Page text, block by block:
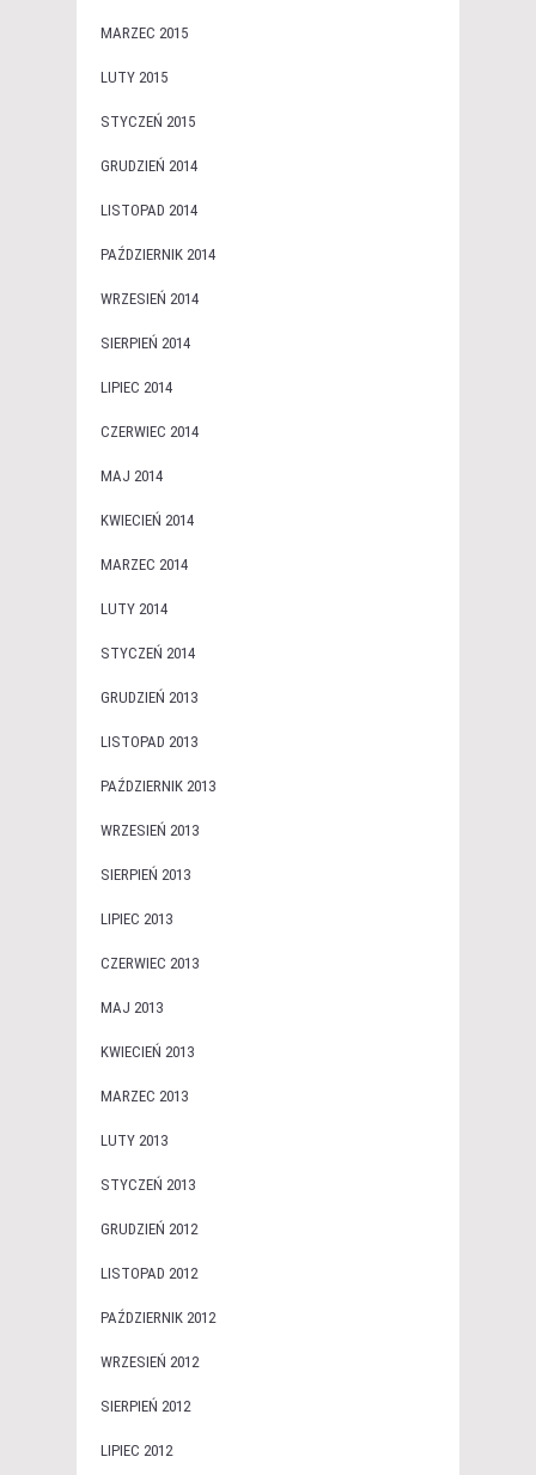
MARZEC 2015
LUTY 2015
STYCZEŃ 2015
GRUDZIEŃ 2014
LISTOPAD 2014
PAŹDZIERNIK 2014
WRZESIEŃ 2014
SIERPIEŃ 2014
LIPIEC 2014
CZERWIEC 2014
MAJ 2014
KWIECIEŃ 2014
MARZEC 2014
LUTY 2014
STYCZEŃ 2014
GRUDZIEŃ 2013
LISTOPAD 2013
PAŹDZIERNIK 2013
WRZESIEŃ 2013
SIERPIEŃ 2013
LIPIEC 2013
CZERWIEC 2013
MAJ 2013
KWIECIEŃ 2013
MARZEC 2013
LUTY 2013
STYCZEŃ 2013
GRUDZIEŃ 2012
LISTOPAD 2012
PAŹDZIERNIK 2012
WRZESIEŃ 2012
SIERPIEŃ 2012
LIPIEC 2012